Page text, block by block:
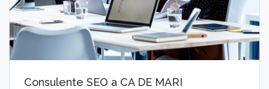
Consulente SEO a CA DE MARI